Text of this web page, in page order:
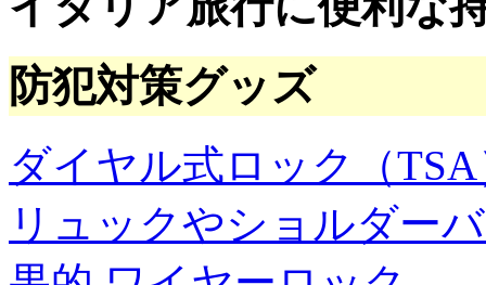
防犯対策グッズ
ダイヤル式ロック（
リュックやショルダー